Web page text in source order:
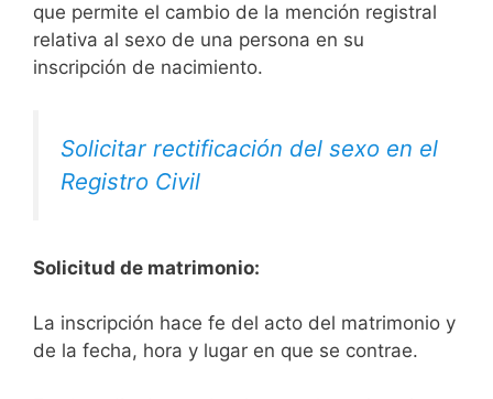
que permite el cambio de la mención registral
relativa al sexo de una persona en su
inscripción de nacimiento.
Solicitar rectificación del sexo en el
Registro Civil
Solicitud de matrimonio:
La inscripción hace fe del acto del matrimonio y
de la fecha, hora y lugar en que se contrae.